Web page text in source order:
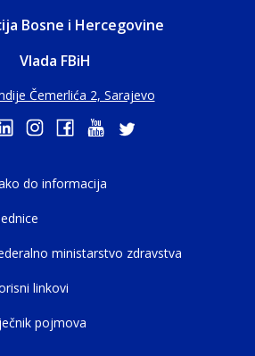
Bosne i Hercegovine
Vlada FBiH
Čemerlića 2, Sarajevo
do informacija
ministarstvo zdravstva
linkovi
pojmova